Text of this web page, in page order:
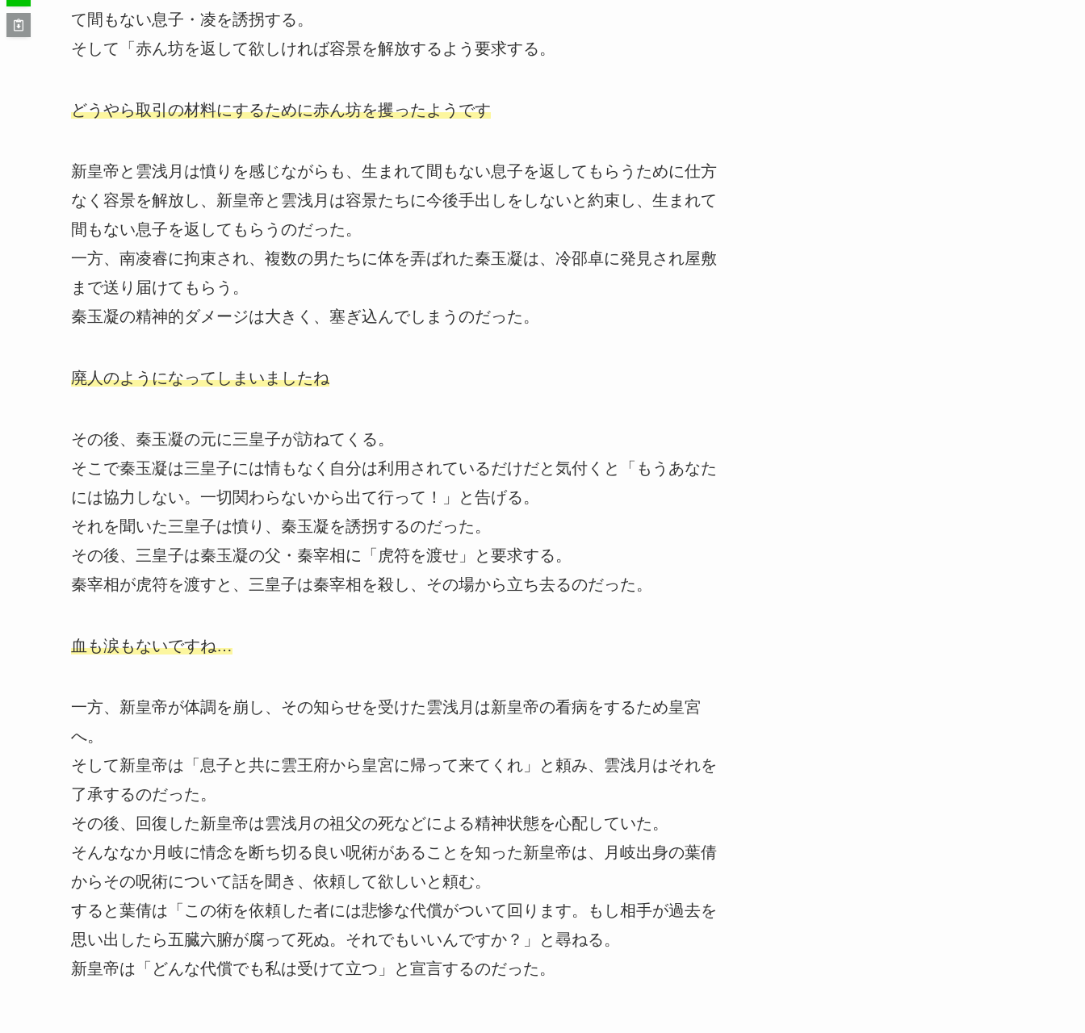
て間もない息子・凌を誘拐する。
そして「赤ん坊を返して欲しければ容景を解放するよう要求する。
どうやら取引の材料にするために赤ん坊を攫ったようです
新皇帝と雲浅月は憤りを感じながらも、生まれて間もない息子を返してもらうために仕方
なく容景を解放し、新皇帝と雲浅月は容景たちに今後手出しをしないと約束し、生まれて
間もない息子を返してもらうのだった。
一方、南凌睿に拘束され、複数の男たちに体を弄ばれた秦玉凝は、冷邵卓に発見され屋敷
まで送り届けてもらう。
秦玉凝の精神的ダメージは大きく、塞ぎ込んでしまうのだった。
廃人のようになってしまいましたね
その後、秦玉凝の元に三皇子が訪ねてくる。
そこで秦玉凝は三皇子には情もなく自分は利用されているだけだと気付くと「もうあなた
には協力しない。一切関わらないから出て行って！」と告げる。
それを聞いた三皇子は憤り、秦玉凝を誘拐するのだった。
その後、三皇子は秦玉凝の父・秦宰相に「虎符を渡せ」と要求する。
秦宰相が虎符を渡すと、三皇子は秦宰相を殺し、その場から立ち去るのだった。
血も涙もないですね…
一方、新皇帝が体調を崩し、その知らせを受けた雲浅月は新皇帝の看病をするため皇宮
へ。
そして新皇帝は「息子と共に雲王府から皇宮に帰って来てくれ」と頼み、雲浅月はそれを
了承するのだった。
その後、回復した新皇帝は雲浅月の祖父の死などによる精神状態を心配していた。
そんななか月岐に情念を断ち切る良い呪術があることを知った新皇帝は、月岐出身の葉倩
からその呪術について話を聞き、依頼して欲しいと頼む。
すると葉倩は「この術を依頼した者には悲惨な代償がついて回ります。もし相手が過去を
思い出したら五臓六腑が腐って死ぬ。それでもいいんですか？」と尋ねる。
新皇帝は「どんな代償でも私は受けて立つ」と宣言するのだった。